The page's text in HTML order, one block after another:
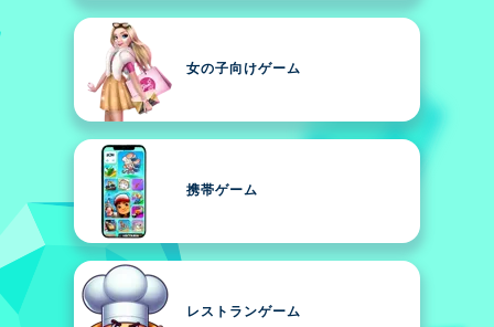
女の子向けゲーム
携帯ゲーム
レストランゲーム